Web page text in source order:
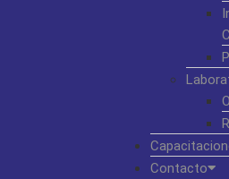
Contacto